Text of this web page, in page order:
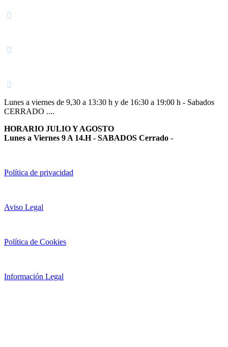
Lunes a viernes de 9,30 a 13:30 h y de 16:30 a 19:00 h - Sabados
CERRADO ....
HORARIO JULIO Y AGOSTO
Lunes a Viernes 9 A 14.H - SABADOS Cerrado -
Política de privacidad
Aviso Legal
Política de Cookies
Información Legal